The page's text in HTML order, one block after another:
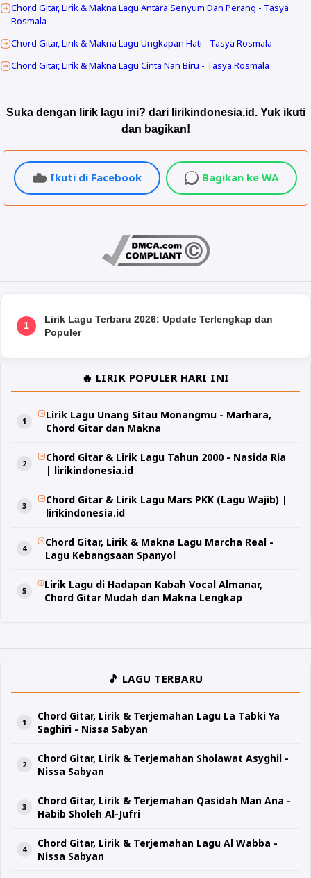
Chord Gitar, Lirik & Makna Lagu Antara Senyum Dan Perang - Tasya
Rosmala
Chord Gitar, Lirik & Makna Lagu Ungkapan Hati - Tasya Rosmala
Chord Gitar, Lirik & Makna Lagu Cinta Nan Biru - Tasya Rosmala
Suka dengan lirik lagu ini? dari lirikindonesia.id. Yuk ikuti
dan bagikan!
Ikuti di Facebook Bagikan ke WA
1
Lirik Lagu Terbaru 2026: Update Terlengkap dan
Populer
🔥 LIRIK POPULER HARI INI
Lirik Lagu Unang Sitau Monangmu - Marhara,
Chord Gitar dan Makna
Chord Gitar & Lirik Lagu Tahun 2000 - Nasida Ria
| lirikindonesia.id
Chord Gitar & Lirik Lagu Mars PKK (Lagu Wajib) |
lirikindonesia.id
Chord Gitar, Lirik & Makna Lagu Marcha Real -
Lagu Kebangsaan Spanyol
Lirik Lagu di Hadapan Kabah Vocal Almanar,
Chord Gitar Mudah dan Makna Lengkap
🎵 LAGU TERBARU
Chord Gitar, Lirik & Terjemahan Lagu La Tabki Ya
Saghiri - Nissa Sabyan
Chord Gitar, Lirik & Terjemahan Sholawat Asyghil -
Nissa Sabyan
Chord Gitar, Lirik & Terjemahan Qasidah Man Ana -
Habib Sholeh Al-Jufri
Chord Gitar, Lirik & Terjemahan Lagu Al Wabba -
Nissa Sabyan